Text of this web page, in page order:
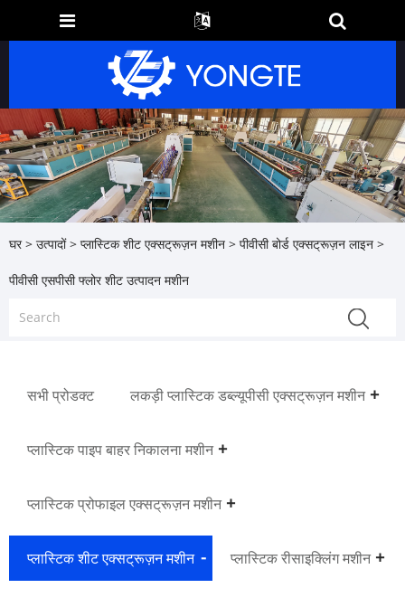
घर > उत्पादों> प्लास्टिक शीट एक्सट्रूज़न मशीन > पीवीसी बोर्ड एक्सट्रूज़न लाइन >
पीवीसी एसपीसी फ्लोर शीट उत्पादन मशीन
सभी प्रोडक्ट लकड़ी प्लास्टिक डब्ल्यूपीसी एक्सट्रूज़न मशीन
प्लास्टिक पाइप बाहर निकालना मशीन
प्लास्टिक प्रोफाइल एक्सट्रूज़न मशीन
प्लास्टिक शीट एक्सट्रूज़न मशीन प्लास्टिक रीसाइक्लिंग मशीन